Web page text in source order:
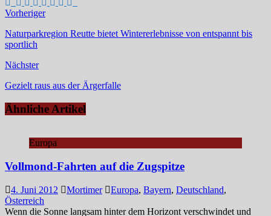
Vorheriger
Naturparkregion Reutte bietet Wintererlebnisse von entspannt bis
sportlich
Nächster
Gezielt raus aus der Ärgerfalle
Ähnliche Artikel
Europa
Vollmond-Fahrten auf die Zugspitze
4. Juni 2012 Mortimer Europa, Bayern, Deutschland,
Österreich
Wenn die Sonne langsam hinter dem Horizont verschwindet und